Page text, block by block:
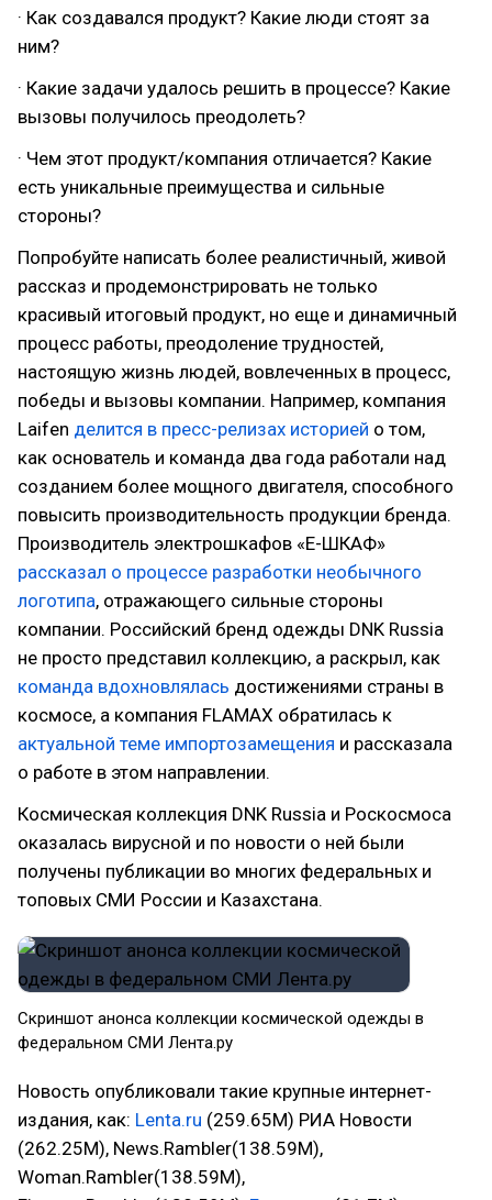
· Как создавался продукт? Какие люди стоят за
ним?
· Какие задачи удалось решить в процессе? Какие
вызовы получилось преодолеть?
· Чем этот продукт/компания отличается? Какие
есть уникальные преимущества и сильные
стороны?
Попробуйте написать более реалистичный, живой
рассказ и продемонстрировать не только
красивый итоговый продукт, но еще и динамичный
процесс работы, преодоление трудностей,
настоящую жизнь людей, вовлеченных в процесс,
победы и вызовы компании. Например, компания
Laifen делится в пресс-релизах историей о том,
как основатель и команда два года работали над
созданием более мощного двигателя, способного
повысить производительность продукции бренда.
Производитель электрошкафов «Е-ШКАФ»
рассказал о процессе разработки необычного
логотипа, отражающего сильные стороны
компании. Российский бренд одежды DNK Russia
не просто представил коллекцию, а раскрыл, как
команда вдохновлялась достижениями страны в
космосе, а компания FLAMAX обратилась к
актуальной теме импортозамещения и рассказала
о работе в этом направлении.
Космическая коллекция DNK Russia и Роскосмоса
оказалась вирусной и по новости о ней были
получены публикации во многих федеральных и
топовых СМИ России и Казахстана.
Скриншот анонса коллекции космической одежды в
федеральном СМИ Лента.ру
Новость опубликовали такие крупные интернет-
издания, как: Lenta.ru (259.65М) РИА Новости
(262.25М), News.Rambler(138.59М),
Woman.Rambler(138.59М),